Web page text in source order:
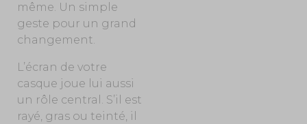
même. Un simple
geste pour un grand
changement.
L’écran de votre
casque joue lui aussi
un rôle central. S’il est
rayé, gras ou teinté, il